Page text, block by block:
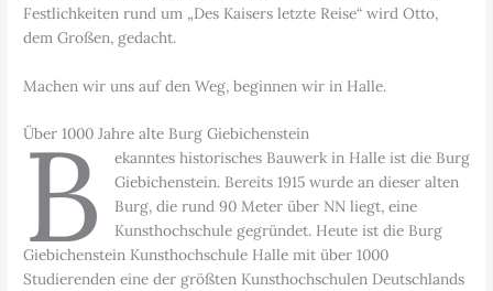
Festlichkeiten rund um „Des Kaisers letzte Reise“ wird Otto,
dem Großen, gedacht.
Machen wir uns auf den Weg, beginnen wir in Halle.
Über 1000 Jahre alte Burg Giebichenstein
B
ekanntes historisches Bauwerk in Halle ist die Burg
Giebichenstein. Bereits 1915 wurde an dieser alten
Burg, die rund 90 Meter über NN liegt, eine
Kunsthochschule gegründet. Heute ist die Burg
Giebichenstein Kunsthochschule Halle mit über 1000
Studierenden eine der größten Kunsthochschulen Deutschlands